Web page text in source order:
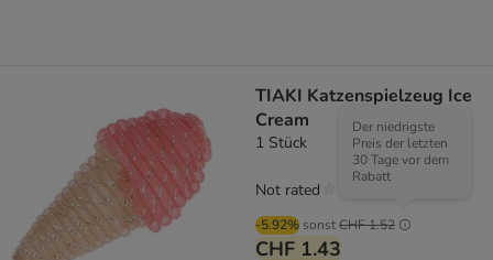
TIAKI Katzenspielzeug Ice
Cream
1 Stück
-5.92% sonstCHF 1.52
Der niedrigste
Preis der letzten
30 Tage vor dem
Rabatt
CHF 1.43
Not rated